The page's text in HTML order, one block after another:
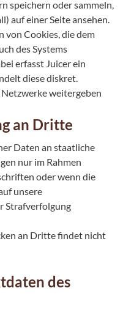
speichern oder sammeln,
auf einer Seite ansehen.
von Cookies, die dem
des Systems
erfasst Juicer ein
diese diskret.
weitergeben
an Dritte
Daten an staatliche
nur im Rahmen
oder wenn die
unsere
Strafverfolgung
an Dritte findet nicht
des